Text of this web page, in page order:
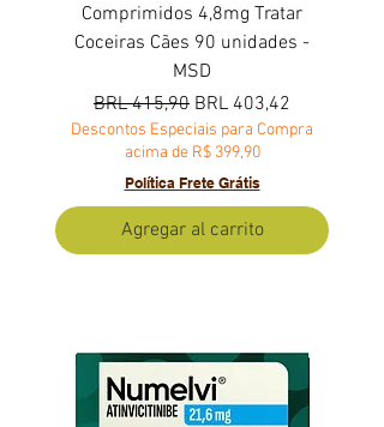
Comprimidos 4,8mg Tratar
Coceiras Cães 90 unidades -
MSD
Precio
BRL 415,90 Precio de oferta
BRL 403,42
Descontos Especiais para Compra
acima de R$ 399,90
Política Frete Grátis
Agregar al carrito